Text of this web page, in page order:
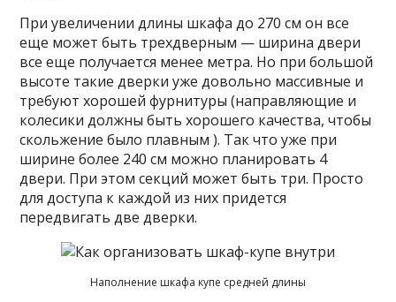
При увеличении длины шкафа до 270 см он все
еще может быть трехдверным — ширина двери
все еще получается менее метра. Но при большой
высоте такие дверки уже довольно массивные и
требуют хорошей фурнитуры (направляющие и
колесики должны быть хорошего качества, чтобы
скольжение было плавным ). Так что уже при
ширине более 240 см можно планировать 4
двери. При этом секций может быть три. Просто
для доступа к каждой из них придется
передвигать две дверки.
Наполнение шкафа купе средней длины